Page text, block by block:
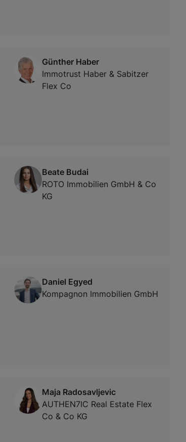
Günther Haber
Immotrust Haber & Sabitzer
Flex Co
Beate Budai
ROTO Immobilien GmbH & Co
KG
Daniel Egyed
Kompagnon Immobilien GmbH
Maja Radosavljevic
AUTHEN7IC Real Estate Flex
Co & Co KG